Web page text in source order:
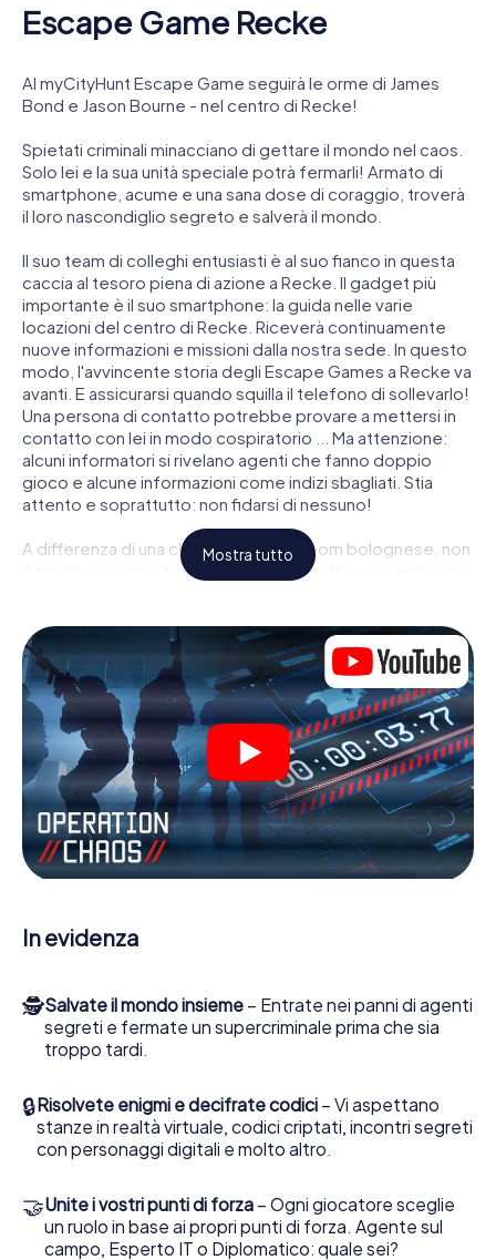
Escape Game Recke
Al myCityHunt Escape Game seguirà le orme di James
Bond e Jason Bourne - nel centro di Recke!
Spietati criminali minacciano di gettare il mondo nel caos.
Solo lei e la sua unità speciale potrà fermarli! Armato di
smartphone, acume e una sana dose di coraggio, troverà
il loro nascondiglio segreto e salverà il mondo.
Il suo team di colleghi entusiasti è al suo fianco in questa
caccia al tesoro piena di azione a Recke. Il gadget più
importante è il suo smartphone: la guida nelle varie
locazioni del centro di Recke. Riceverà continuamente
nuove informazioni e missioni dalla nostra sede. In questo
modo, l'avvincente storia degli Escape Games a Recke va
avanti. E assicurarsi quando squilla il telefono di sollevarlo!
Una persona di contatto potrebbe provare a mettersi in
contatto con lei in modo cospiratorio ... Ma attenzione:
alcuni informatori si rivelano agenti che fanno doppio
gioco e alcune informazioni come indizi sbagliati. Stia
attento e soprattutto: non fidarsi di nessuno!
A differenza di una classica Escape Room bolognese, non
è rinchiuso in una stanza dalla quale devi liberarsi entro una
personale! Il requisito tecnico per la sua avventura da
agente a Recke é uno smartphone con accesso a Internet
mobile. Un clic le dà accesso alla nostra app web. Non è
necessario installare nulla per essere trascinati nell'azione
da video interattivi, minigiochi complicati e molte altre
funzionalità.
Lavori insieme con una squadra, origli le spie nemiche e
porti gli ufficiali di collegamento dalla sua parte. In questo
Escape Game a Recke lei e la sua squadra dovete essere
pronti a fermare i cattivi. A differenza di James Bond and
Co., tuttavia, non diventate eroi silenziosi: lei e la sua
Recke e avrete accesso alla vostra personale galleria di
immagini. Il gioco di Escape di myCityHunt rende Recke, il
trasformi Recke in un'Escape Room all'aperto!
Mostra tutto
In evidenza
🕵Salvate il mondo insieme – Entrate nei panni di agenti
segreti e fermate un supercriminale prima che sia
troppo tardi.
🔒Risolvete enigmi e decifrate codici – Vi aspettano
stanze in realtà virtuale, codici criptati, incontri segreti
con personaggi digitali e molto altro.
🤝Unite i vostri punti di forza – Ogni giocatore sceglie
un ruolo in base ai propri punti di forza. Agente sul
campo, Esperto IT o Diplomatico: quale sei?